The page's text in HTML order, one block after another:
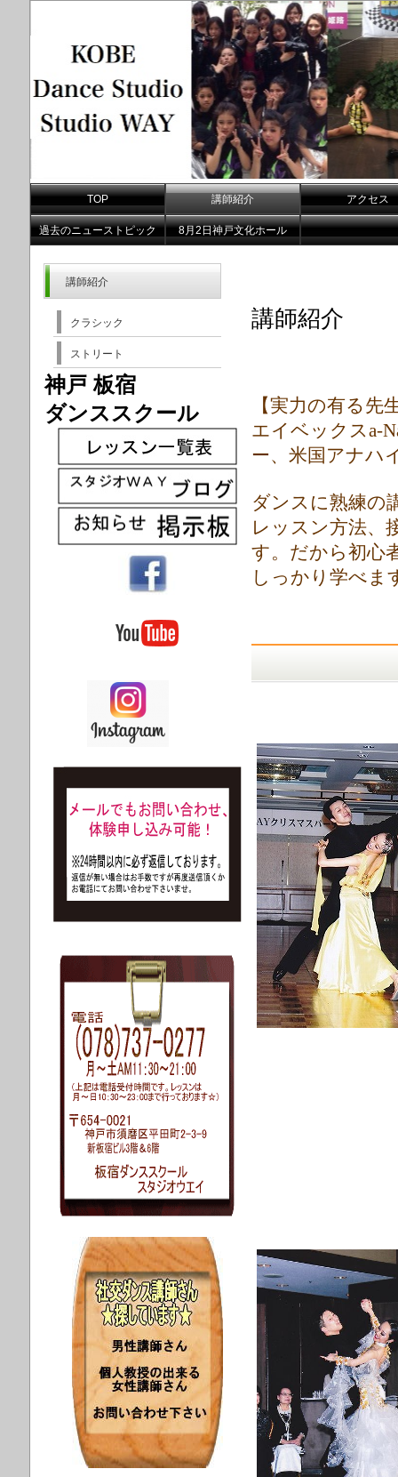
TOP 講師紹介 アクセス
過去のニューストピック 8月2日神戸文化ホール
講師紹介
【実力の有る先
エイベックスa-
ー、米国アナハ
ダンスに熟練の
レッスン方法、
す。だから初心
しっかり学べま
講師紹介
クラシック
ストリート
神戸 板宿
ダンススクール